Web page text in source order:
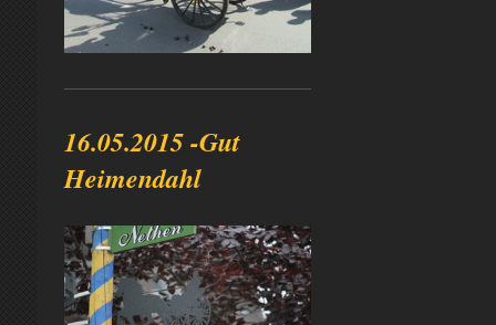
16.05.2015 -Gut
Heimendahl